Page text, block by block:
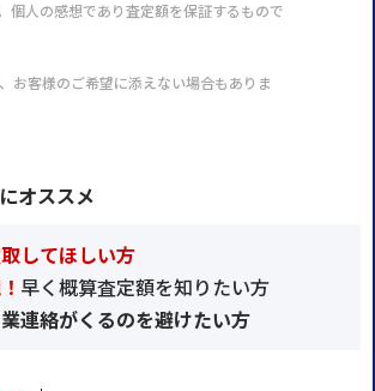
個人の感想であり査定額を保証するもので
お客様のご希望に添えない場合もありま
オススメ
してほしい方
早く概算査定額を知りたい方
連絡がくるのを避けたい方